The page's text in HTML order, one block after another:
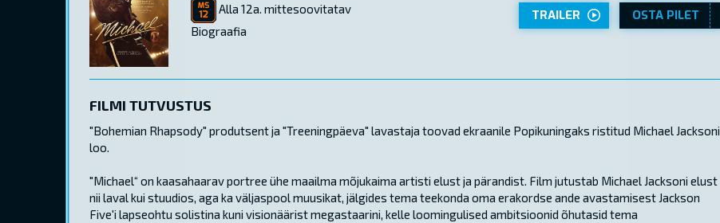
Alla 12a. mittesoovitatav
Biograafia
TRAILER OSTA PILET
FILMI TUTVUSTUS
"Bohemian Rhapsody" produtsent ja "Treeningpäeva" lavastaja toovad ekraanile Popikuningaks ristitud Michael Jacksoni
loo.
"Michael“ on kaasahaarav portree ühe maailma mõjukaima artisti elust ja pärandist. Film jutustab Michael Jacksoni elust
nii laval kui stuudios, aga ka väljaspool muusikat, jälgides tema teekonda oma erakordse ande avastamisest Jackson
Five'i lapseohtu solistina kuni visionäärist megastaarini, kelle loomingulised ambitsioonid õhutasid tema